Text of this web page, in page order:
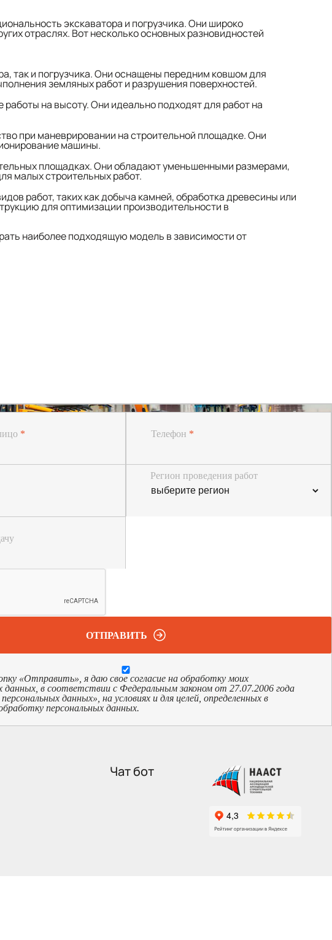
экскаватора и погрузчика. Они широко
отраслях. Вот несколько основных разновидностей
так и погрузчика. Они оснащены передним ковшом для
земляных работ и разрушения поверхностей.
на высоту. Они идеально подходят для работ на
при маневрировании на строительной площадке. Они
машины.
площадках. Они обладают уменьшенными размерами,
малых строительных работ.
работ, таких как добыча камней, обработка древесины или
для оптимизации производительности в
наиболее подходящую модель в зависимости от
* Телефон *
Регион проведения работ
ОТПРАВИТЬ
«Отправить», я даю свое согласие на обработку моих
данных, в соответствии с Федеральным законом от 27.07.2006 года
данных», на условиях и для целей, определенных в
персональных данных.
Чат бот